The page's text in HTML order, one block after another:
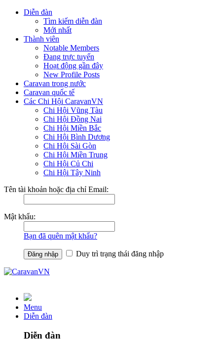
Diễn đàn
Tìm kiếm diễn đàn
Mới nhất
Thành viên
Notable Members
Đang trực tuyến
Hoạt động gần đây
New Profile Posts
Caravan trong nước
Caravan quốc tế
Các Chi Hội CaravanVN
Chi Hội Vũng Tàu
Chi Hội Đồng Nai
Chi Hội Miền Bắc
Chi Hội Bình Dương
Chi Hội Sài Gòn
Chi Hội Miền Trung
Chi Hội Củ Chi
Chi Hội Tây Ninh
Tên tài khoản hoặc địa chỉ Email:
Mật khẩu:
Bạn đã quên mật khẩu?
Duy trì trạng thái đăng nhập
Menu
Diễn đàn
Diễn đàn